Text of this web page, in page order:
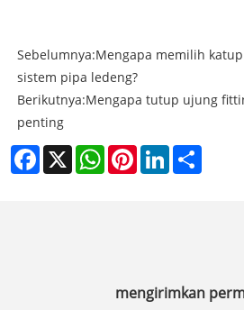
Sebelumnya:Mengapa memilih
sistem pipa ledeng?
Berikutnya:Mengapa tutup ujung
penting
Facebook
X WhatsAppPinterestLinkedIn
mengirimkan